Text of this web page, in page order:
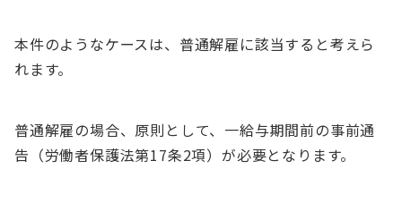
本件のようなケースは、普通解雇に該当すると考えら
れます。
普通解雇の場合、原則として、一給与期間前の事前通
告（労働者保護法第17条2項）が必要となります。